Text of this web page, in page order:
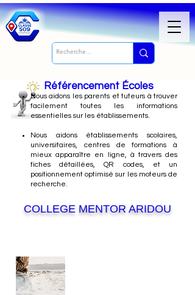
Référencement Écoles
Nousaidons les parents et tuteurs à trouver
facilement toutes les informations
essentielles sur les établissements.
Nous aidons établissements scolaires,
universitaires, centres de formations à
mieux apparaître en ligne, à travers des
fiches détaillées, QR codes, et un
positionnement optimisé sur les moteurs de
recherche.
COLLEGE MENTOR ARIDOU